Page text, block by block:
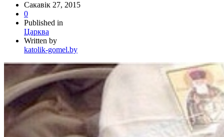
Сакавік 27, 2015
0
Published in
Царква
Written by
katolik-gomel.by